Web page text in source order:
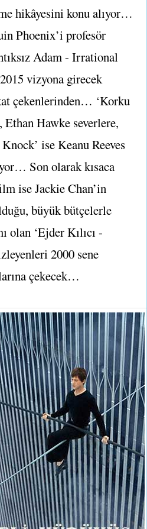
hikâyesini konu alıyor…
Phoenix’i profesör
Adam - Irrational
vizyona girecek
çekenlerinden… ‘Korku
Ethan Hawke severlere,
ise Keanu Reeves
Son olarak kısaca
ise Jackie Chan’in
büyük bütçelerle
olan ‘Ejder Kılıcı -
2000 sene
çekecek…